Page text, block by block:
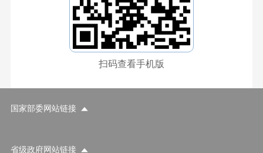
扫码查看手机版
国家部委网站链接
省级政府网站链接